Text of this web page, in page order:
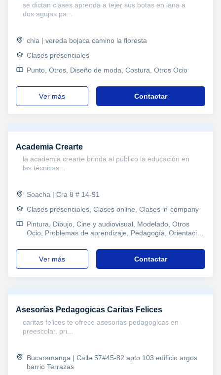
se dictan clases aprenda a tejer sus botas en lana a
dos agujas pa...
chia | vereda bojaca camino la floresta
Clases presenciales
Punto, Otros, Diseño de moda, Costura, Otros Ocio
ver más Contactar
Academia Crearte
la academia crearte brinda al público la educación en
las técnicas...
Soacha | Cra 8 # 14-91
Clases presenciales, Clases online, Clases in-company
Pintura, Dibujo, Cine y audiovisual, Modelado, Otros
Ocio, Problemas de aprendizaje, Pedagogía, Orientación
ver más Contactar
Asesorías Pedagogicas Caritas Felices
caritas felices te ofrece asesorias pedagogicas en
preescolar, pri...
Bucaramanga | Calle 57#45-82 apto 103 edificio argos
barrio Terrazas